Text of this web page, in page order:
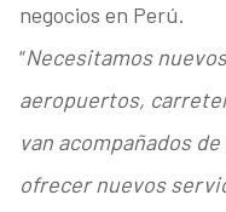
negocios en Perú.
“Necesitamos
aeropuertos,
van acompañados
ofrecer nuevos